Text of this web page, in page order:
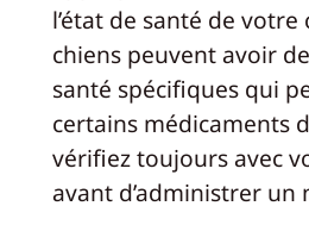
l’état de santé de votre
chiens peuvent avoir
santé spécifiques qui
certains médicaments
vérifiez toujours avec
avant d’administrer un